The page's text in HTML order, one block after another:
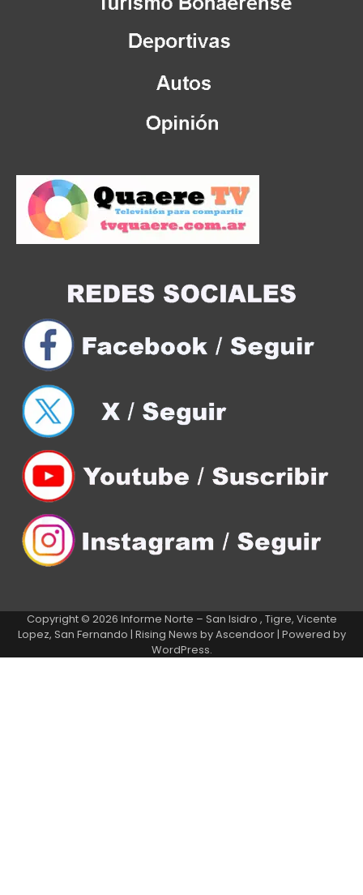
Copyright © 2026 Informe Norte – San Isidro , Tigre, Vicente
Lopez, San Fernando | Rising News byAscendoor| Powered by
WordPress.